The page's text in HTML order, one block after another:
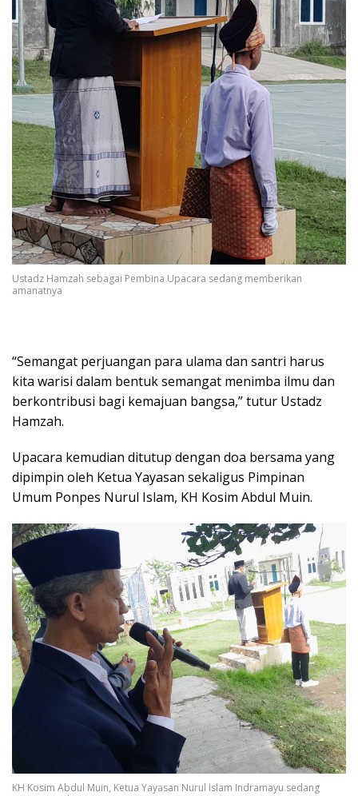
Ustadz Hamzah sebagai Pembina Upacara sedang memberikan
amanatnya
“Semangat perjuangan para ulama dan santri harus
kita warisi dalam bentuk semangat menimba ilmu dan
berkontribusi bagi kemajuan bangsa,” tutur Ustadz
Hamzah.
Upacara kemudian ditutup dengan doa bersama yang
dipimpin oleh Ketua Yayasan sekaligus Pimpinan
Umum Ponpes Nurul Islam, KH Kosim Abdul Muin.
KH Kosim Abdul Muin, Ketua Yayasan Nurul Islam Indramayu sedang